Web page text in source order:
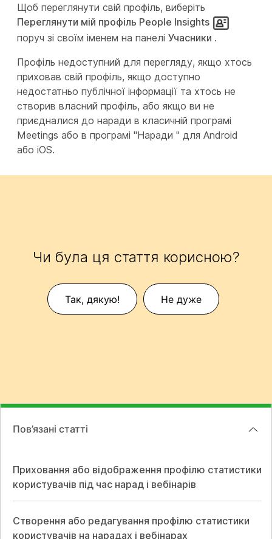
Щоб переглянути свій профіль, виберіть
Переглянути мій профіль People Insights
поруч зі своїм іменем на панелі Учасники .
Профіль недоступний для перегляду, якщо хтось
приховав свій профіль, якщо доступно
недостатньо публічної інформації та хтось не
створив власний профіль, або якщо ви не
приєдналися до наради в класичній програмі
Meetings або в програмі "Наради " для Android
або iOS.
Чи була ця стаття корисною?
Так, дякую! Не дуже
Пов’язані статті
Приховання або відображення профілю статистики
користувачів під час нарад і вебінарів
Створення або редагування профілю статистики
користувачів на нарадах і вебінарах